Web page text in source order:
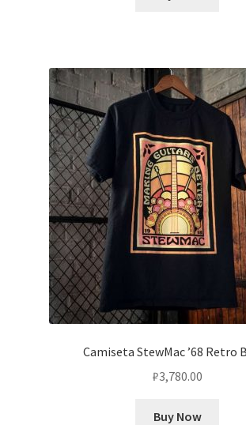
Camiseta StewMac ’68 Retro
₽3,780.00
Buy Now